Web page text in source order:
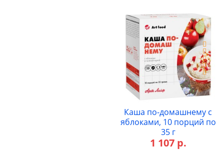
Каша по-домашнему с
яблоками, 10 порций по
35 г
1 107 р.